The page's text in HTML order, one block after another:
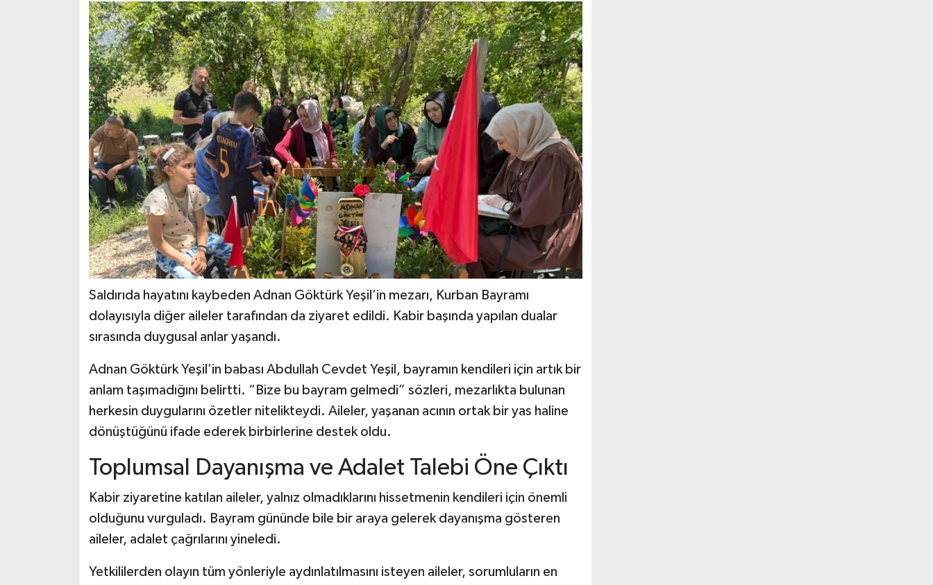
Saldırıda hayatını kaybeden Adnan Göktürk Yeşil’in mezarı, Kurban Bayramı
dolayısıyla diğer aileler tarafından da ziyaret edildi. Kabir başında yapılan dualar
sırasında duygusal anlar yaşandı.
Adnan Göktürk Yeşil’in babası Abdullah Cevdet Yeşil, bayramın kendileri için artık bir
anlam taşımadığını belirtti. “Bize bu bayram gelmedi” sözleri, mezarlıkta bulunan
herkesin duygularını özetler nitelikteydi. Aileler, yaşanan acının ortak bir yas haline
dönüştüğünü ifade ederek birbirlerine destek oldu.
Toplumsal Dayanışma ve Adalet Talebi Öne Çıktı
Kabir ziyaretine katılan aileler, yalnız olmadıklarını hissetmenin kendileri için önemli
olduğunu vurguladı. Bayram gününde bile bir araya gelerek dayanışma gösteren
aileler, adalet çağrılarını yineledi.
Yetkililerden olayın tüm yönleriyle aydınlatılmasını isteyen aileler, sorumluların en